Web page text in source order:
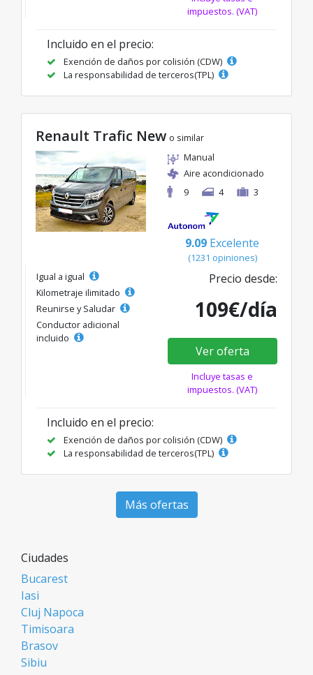
impuestos. (VAT)
Incluido en el precio:
Exención de daños por colisión (CDW)
La responsabilidad de terceros(TPL)
Renault Trafic New o similar
Manual
Aire acondicionado
9
4 3
9.09 Excelente
(1231 opiniones)
Igual a igual
Kilometraje ilimitado
Reunirse y Saludar
Conductor adicional
incluido
Precio desde:
109€/día
Ver oferta
Incluye tasas e
impuestos. (VAT)
Incluido en el precio:
Exención de daños por colisión (CDW)
La responsabilidad de terceros(TPL)
Más ofertas
Ciudades
Bucarest
Iasi
Cluj Napoca
Timisoara
Brasov
Sibiu